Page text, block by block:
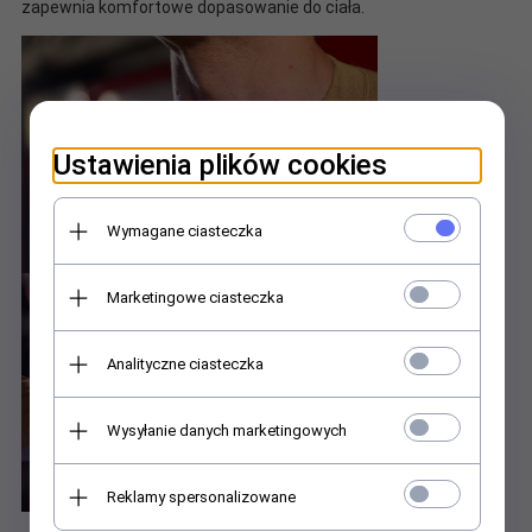
zapewnia komfortowe dopasowanie do ciała.
Ustawienia plików cookies
Wymagane ciasteczka
Marketingowe ciasteczka
Analityczne ciasteczka
Wysyłanie danych marketingowych
Reklamy spersonalizowane